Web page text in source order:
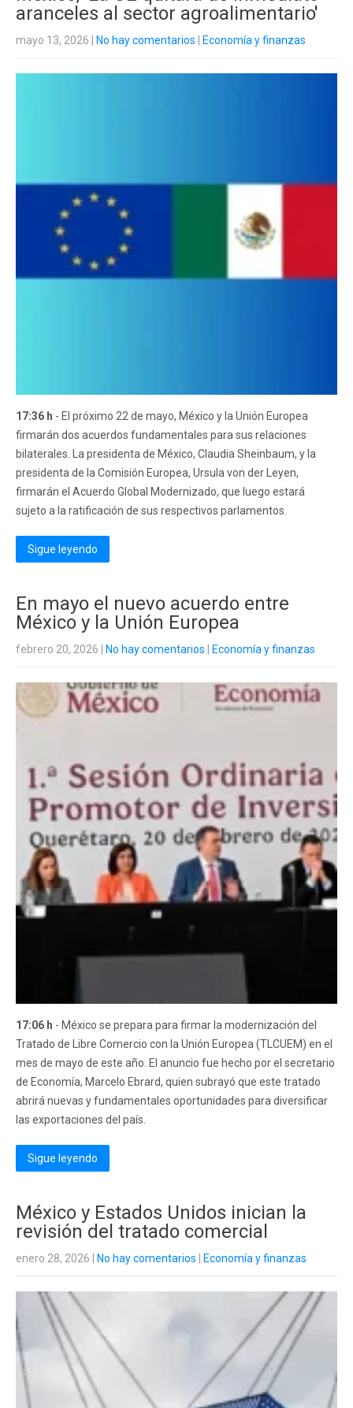
aranceles al sector agroalimentario'
mayo 13, 2026 No hay comentarios Economía y finanzas
17:36 h - El próximo 22 de mayo, México y la Unión Europea
firmarán dos acuerdos fundamentales para sus relaciones
bilaterales. La presidenta de México, Claudia Sheinbaum, y la
presidenta de la Comisión Europea, Ursula von der Leyen,
firmarán el Acuerdo Global Modernizado, que luego estará
sujeto a la ratificación de sus respectivos parlamentos.
Sigue leyendo
En mayo el nuevo acuerdo entre
México y la Unión Europea
febrero 20, 2026 No hay comentarios Economía y finanzas
17:06 h - México se prepara para firmar la modernización del
Tratado de Libre Comercio con la Unión Europea (TLCUEM) en el
mes de mayo de este año. El anuncio fue hecho por el secretario
de Economía, Marcelo Ebrard, quien subrayó que este tratado
abrirá nuevas y fundamentales oportunidades para diversificar
las exportaciones del país.
Sigue leyendo
México y Estados Unidos inician la
revisión del tratado comercial
enero 28, 2026 No hay comentarios Economía y finanzas